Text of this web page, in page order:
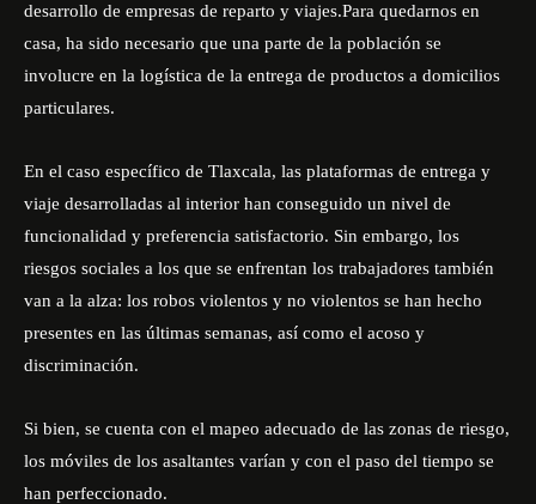
desarrollo de empresas de reparto y viajes.Para quedarnos en
casa, ha sido necesario que una parte de la población se
involucre en la logística de la entrega de productos a domicilios
particulares.
En el caso específico de Tlaxcala, las plataformas de entrega y
viaje desarrolladas al interior han conseguido un nivel de
funcionalidad y preferencia satisfactorio. Sin embargo, los
riesgos sociales a los que se enfrentan los trabajadores también
van a la alza: los robos violentos y no violentos se han hecho
presentes en las últimas semanas, así como el acoso y
discriminación.
Si bien, se cuenta con el mapeo adecuado de las zonas de riesgo,
los móviles de los asaltantes varían y con el paso del tiempo se
han perfeccionado.